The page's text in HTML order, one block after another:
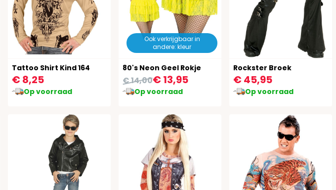
Tattoo Shirt Kind 164
€ 8,25
Op voorraad
Ook verkrijgbaar in
andere: kleur
80's Neon Geel Rokje
€ 13,95
€ 14,00
Op voorraad
Rockster Broek
€ 45,95
Op voorraad